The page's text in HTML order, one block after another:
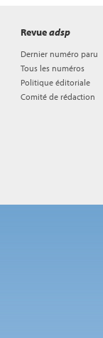
Revueadsp
Dernier numéro paru
Tous les numéros
Politique éditoriale
Comité de rédaction